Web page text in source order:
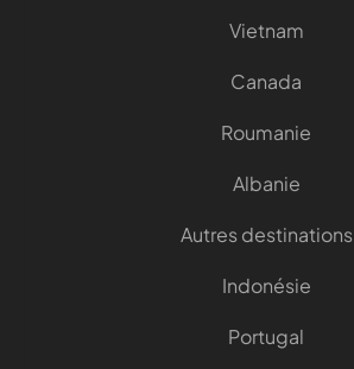
Vietnam
Canada
Roumanie
Albanie
Autres destinations
Indonésie
Portugal